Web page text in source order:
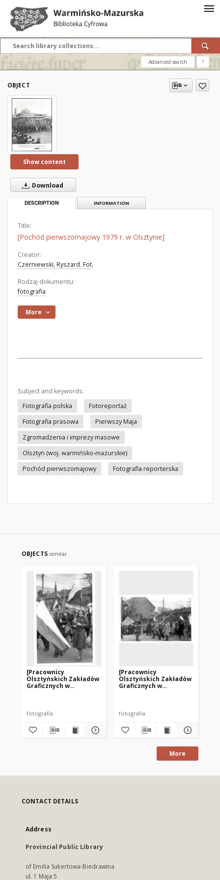
Advanced search ?
OBJECT
Show content
Download
DESCRIPTION INFORMATION
Title:
[Pochód pierwszomajowy 1979 r. w Olsztynie]
Creator:
Czerniewski, Ryszard. Fot.
Rodzaj dokumentu:
fotografia
More
Subject and keywords:
Fotografia polska
Fotoreportaż
Fotografia prasowa
Pierwszy Maja
Zgromadzenia i imprezy masowe
Olsztyn (woj. warmińsko-mazurskie)
Pochód pierwszomajowy
Fotografia reporterska
OBJECTS similar
[Pracownicy
Olsztyńskich Zakładów
Graficznych w
fotografia
[Pracownicy
Olsztyńskich Zakładów
Graficznych w
fotografia
More
CONTACT DETAILS
Address
Provincial Public Library
of Emilia Sukertowa-Biedrawina
ul. 1 Maja 5